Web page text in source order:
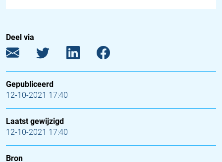
Deel via
Gepubliceerd
12-10-2021 17:40
Laatst gewijzigd
12-10-2021 17:40
Bron